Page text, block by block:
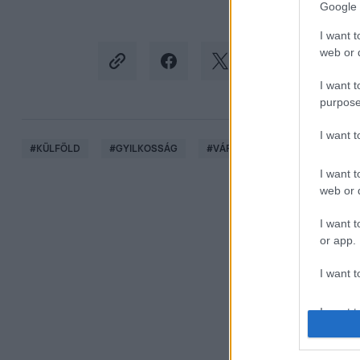
Google
I want
web or
I want
I want
I want
web or
I want
or app.
I want
I want
#KÜLFÖLD #GYILKOSSÁG #VÁRANDÓSSÁG